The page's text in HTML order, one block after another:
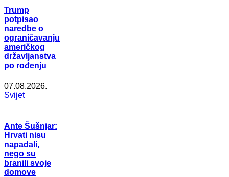
Trump
potpisao
naredbe o
ograničavanju
američkog
državljanstva
po rođenju
07.08.2026.
Svijet
Ante Šušnjar:
Hrvati nisu
napadali,
nego su
branili svoje
domove